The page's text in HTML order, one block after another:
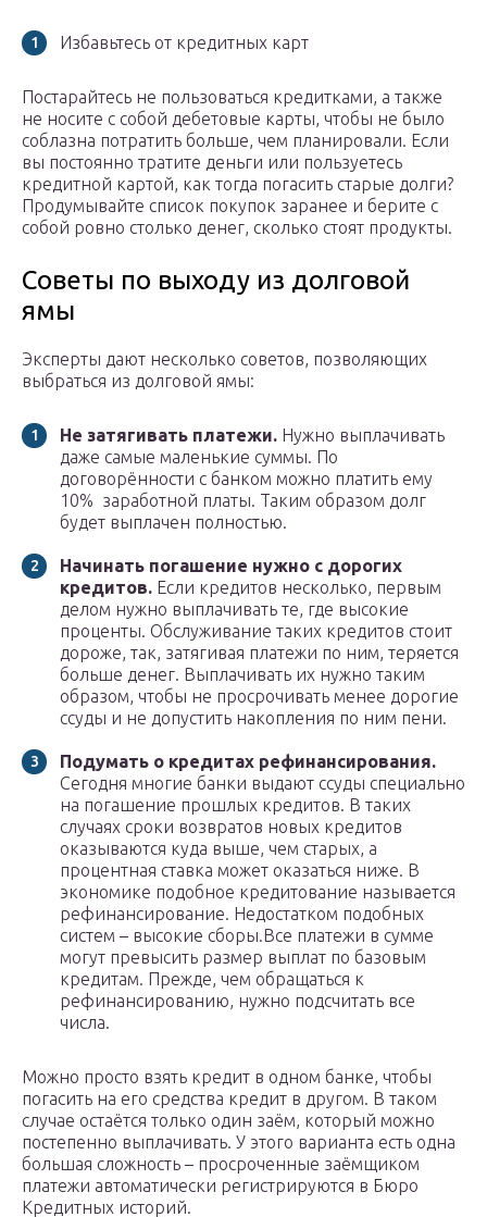
Избавьтесь от кредитных карт
Постарайтесь не пользоваться кредитками, а также
не носите с собой дебетовые карты, чтобы не было
соблазна потратить больше, чем планировали. Если
вы постоянно тратите деньги или пользуетесь
кредитной картой, как тогда погасить старые долги?
Продумывайте список покупок заранее и берите с
собой ровно столько денег, сколько стоят продукты.
Советы по выходу из долговой
ямы
Эксперты дают несколько советов, позволяющих
выбраться из долговой ямы:
Не затягивать платежи. Нужно выплачивать
даже самые маленькие суммы. По
договорённости с банком можно платить ему
10% заработной платы. Таким образом долг
будет выплачен полностью.
Начинать погашение нужно с дорогих
кредитов. Если кредитов несколько, первым
делом нужно выплачивать те, где высокие
проценты. Обслуживание таких кредитов стоит
дороже, так, затягивая платежи по ним, теряется
больше денег. Выплачивать их нужно таким
образом, чтобы не просрочивать менее дорогие
ссуды и не допустить накопления по ним пени.
Подумать о кредитах рефинансирования.
Сегодня многие банки выдают ссуды специально
на погашение прошлых кредитов. В таких
случаях сроки возвратов новых кредитов
оказываются куда выше, чем старых, а
процентная ставка может оказаться ниже. В
экономике подобное кредитование называется
рефинансирование. Недостатком подобных
систем – высокие сборы.Все платежи в сумме
могут превысить размер выплат по базовым
кредитам. Прежде, чем обращаться к
рефинансированию, нужно подсчитать все
числа.
Можно просто взять кредит в одном банке, чтобы
погасить на его средства кредит в другом. В таком
случае остаётся только один заём, который можно
постепенно выплачивать. У этого варианта есть одна
большая сложность – просроченные заёмщиком
платежи автоматически регистрируются в Бюро
Кредитных историй.